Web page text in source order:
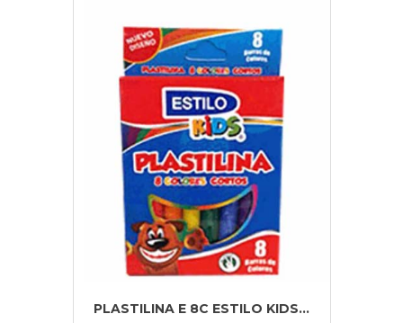
PLASTILINA E 8C ESTILO KIDS...